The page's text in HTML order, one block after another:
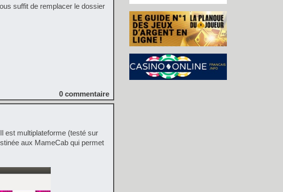
suffit de remplacer le dossier
0 commentaire
est multiplateforme (testé sur
aux MameCab qui permet